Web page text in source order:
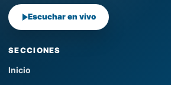
Escuchar en vivo
SECCIONES
Inicio